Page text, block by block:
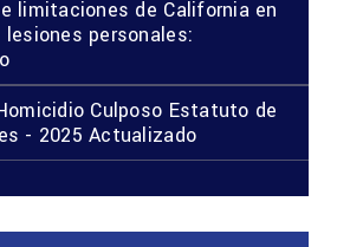
limitaciones de California en
personales:
Culposo Estatuto de
- 2025 Actualizado